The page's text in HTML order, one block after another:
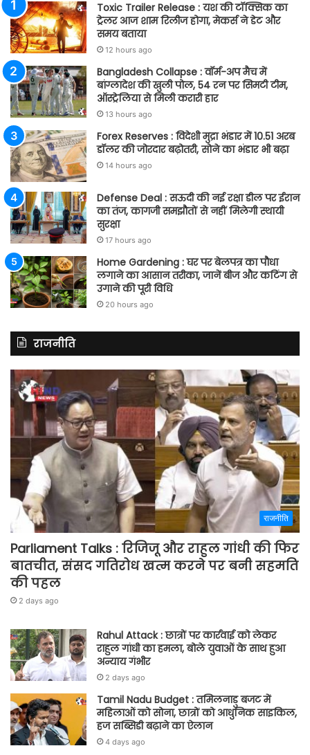
Toxic Trailer Release : यश की टॉक्सिक का
ट्रेलर आज शाम रिलीज होगा, मेकर्स ने डेट और
समय बताया
12 hours ago
Bangladesh Collapse : वॉर्म-अप मैच में
बांग्लादेश की खुली पोल, 54 रन पर सिमटी टीम,
ऑस्ट्रेलिया से मिली करारी हार
13 hours ago
Forex Reserves : विदेशी मुद्रा भंडार में 10.51 अरब
डॉलर की जोरदार बढ़ोतरी, सोने का भंडार भी बढ़ा
14 hours ago
Defense Deal : सऊदी की नई रक्षा डील पर ईरान
का तंज, कागजी समझौतों से नहीं मिलेगी स्थायी
सुरक्षा
17 hours ago
Home Gardening : घर पर बेलपत्र का पौधा
लगाने का आसान तरीका, जानें बीज और कटिंग से
उगाने की पूरी विधि
20 hours ago
राजनीति
राजनीति
Parliament Talks : रिजिजू और राहुल गांधी की फिर
बातचीत, संसद गतिरोध खत्म करने पर बनी सहमति
की पहल
2 days ago
Rahul Attack : छात्रों पर कार्रवाई को लेकर
राहुल गांधी का हमला, बोले युवाओं के साथ हुआ
अन्याय गंभीर
2 days ago
Tamil Nadu Budget : तमिलनाडु बजट में
महिलाओं को सोना, छात्रों को आधुनिक साइकिल,
हज सब्सिडी बढ़ाने का ऐलान
4 days ago